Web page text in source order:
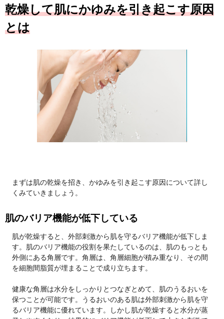
乾燥して肌にかゆみを引き起こす原因
とは
まずは肌の乾燥を招き、かゆみを引き起こす原因について詳し
くみていきましょう。
肌のバリア機能が低下している
肌が乾燥すると、外部刺激から肌を守るバリア機能が低下しま
す。肌のバリア機能の役割を果たしているのは、肌のもっとも
外側にある角層です。角層は、角層細胞が積み重なり、その間
を細胞間脂質が埋まることで成り立ちます。
健康な角層は水分をしっかりとつなぎとめて、肌のうるおいを
保つことが可能です。うるおいのある肌は外部刺激から肌を守
るバリア機能に優れています。しかし肌が乾燥すると水分が蒸